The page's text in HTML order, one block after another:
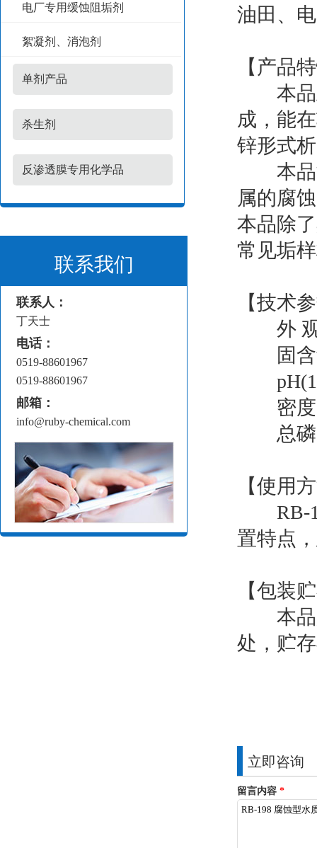
电厂专用缓蚀阻垢剂
絮凝剂、消泡剂
单剂产品
杀生剂
反渗透膜专用化学品
联系我们
联系人：
丁天士
电话：
0519-88601967
0519-88601967
邮箱：
info@ruby-chemical.com
油田、
【产品
本品主
成，能
锌形式
本品能
属的腐
本品除
常见垢
【技术
外 观
固含
密度
总磷(
【使用
RB-
置特点
【包装
本品用
处，贮
立即咨询
留言内容 *